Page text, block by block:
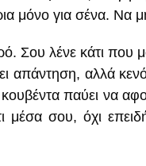
μόνο για σένα. Να
Σου λένε κάτι
αλλά
παύει να
μέσα σου, όχι